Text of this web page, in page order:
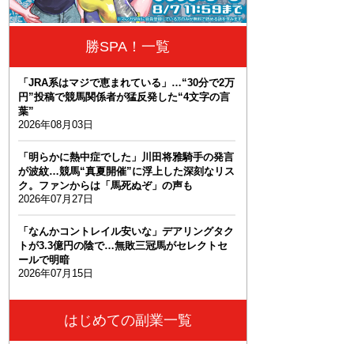
勝SPA！一覧
「JRA系はマジで恵まれている」…“30分で2万
円”投稿で競馬関係者が猛反発した“4文字の言
葉”
2026年08月03日
「明らかに熱中症でした」川田将雅騎手の発言
が波紋…競馬“真夏開催”に浮上した深刻なリス
ク。ファンからは「馬死ぬぞ」の声も
2026年07月27日
「なんかコントレイル安いな」デアリングタク
トが3.3億円の陰で…無敗三冠馬がセレクトセ
ールで明暗
2026年07月15日
はじめての副業一覧